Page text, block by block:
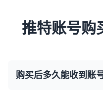
推特账号购
购买后多久能收到账号